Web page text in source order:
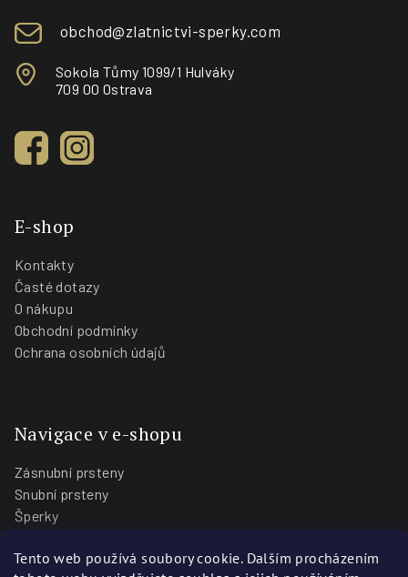
Tento web používá soubory cookie. Dalším procházením
obchod@zlatnictvi-sperky.com
Sokola Tůmy 1099/1 Hulváky
709 00 Ostrava
E-shop
Kontakty
Časté dotazy
O nákupu
Obchodní podmínky
Ochrana osobních údajů
Navigace v e-shopu
Zásnubní prsteny
Snubní prsteny
Šperky
Blog